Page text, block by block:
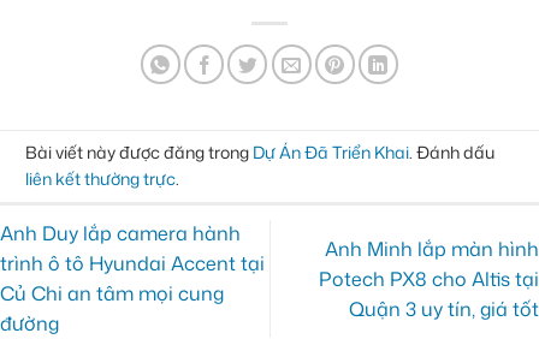
Bài viết này được đăng trong Dự Án Đã Triển Khai . Đánh dấu
liên kết thường trực
Anh Duy lắp camera hành
trình ô tô Hyundai Accent tại
Củ Chi an tâm mọi cung
đường
Anh Minh lắp màn hình
Potech PX8 cho Altis tại
Quận 3 uy tín, giá tốt